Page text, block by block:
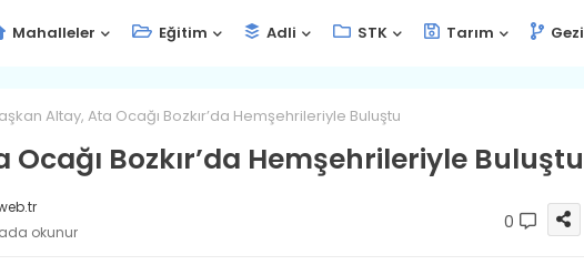
Mahalleler Eğitim Adli STK Tarım Gezi
Altay, Ata Ocağı Bozkır’da Hemşehrileriyle Buluştu
Bozkır’da Hemşehrileriyle Buluştu
okunur 0